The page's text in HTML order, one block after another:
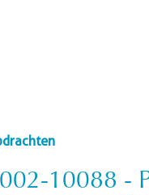
10088 -